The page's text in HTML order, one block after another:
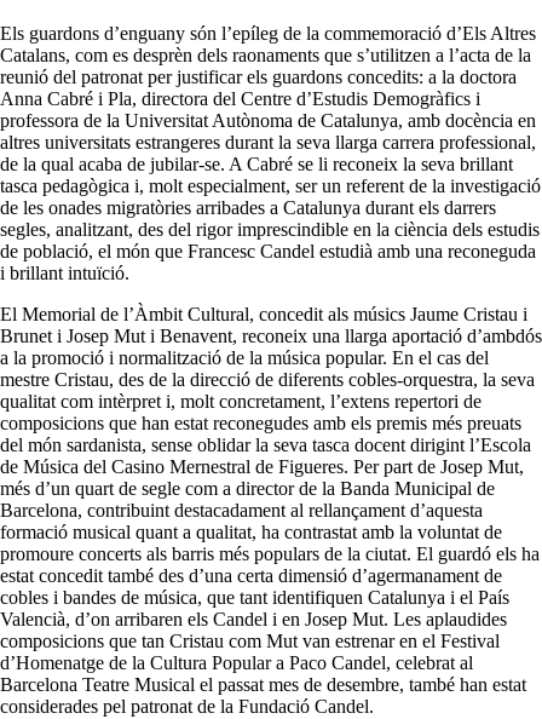
Els guardons d’enguany són l’epíleg de la commemoració d’Els Altres
Catalans, com es desprèn dels raonaments que s’utilitzen a l’acta de la
reunió del patronat per justificar els guardons concedits: a la doctora
Anna Cabré i Pla, directora del Centre d’Estudis Demogràfics i
professora de la Universitat Autònoma de Catalunya, amb docència en
altres universitats estrangeres durant la seva llarga carrera professional,
de la qual acaba de jubilar-se. A Cabré se li reconeix la seva brillant
tasca pedagògica i, molt especialment, ser un referent de la investigació
de les onades migratòries arribades a Catalunya durant els darrers
segles, analitzant, des del rigor imprescindible en la ciència dels estudis
de població, el món que Francesc Candel estudià amb una reconeguda
i brillant intuïció.
El Memorial de l’Àmbit Cultural, concedit als músics Jaume Cristau i
Brunet i Josep Mut i Benavent, reconeix una llarga aportació d’ambdós
a la promoció i normalització de la música popular. En el cas del
mestre Cristau, des de la direcció de diferents cobles-orquestra, la seva
qualitat com intèrpret i, molt concretament, l’extens repertori de
composicions que han estat reconegudes amb els premis més preuats
del món sardanista, sense oblidar la seva tasca docent dirigint l’Escola
de Música del Casino Mernestral de Figueres. Per part de Josep Mut,
més d’un quart de segle com a director de la Banda Municipal de
Barcelona, contribuint destacadament al rellançament d’aquesta
formació musical quant a qualitat, ha contrastat amb la voluntat de
promoure concerts als barris més populars de la ciutat. El guardó els ha
estat concedit també des d’una certa dimensió d’agermanament de
cobles i bandes de música, que tant identifiquen Catalunya i el País
Valencià, d’on arribaren els Candel i en Josep Mut. Les aplaudides
composicions que tan Cristau com Mut van estrenar en el Festival
d’Homenatge de la Cultura Popular a Paco Candel, celebrat al
Barcelona Teatre Musical el passat mes de desembre, també han estat
considerades pel patronat de la Fundació Candel.